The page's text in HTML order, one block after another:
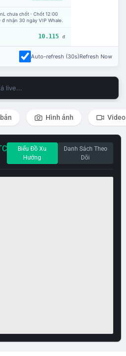
chưa chốt · Chốt 12:00
nhận 30 ngày VIP Whale.
10.115 đ
Auto-refresh (30s)Refresh Now
live...
Hình ảnh Video
Biểu Đồ Xu
Hướng
Danh Sách Theo
Dõi